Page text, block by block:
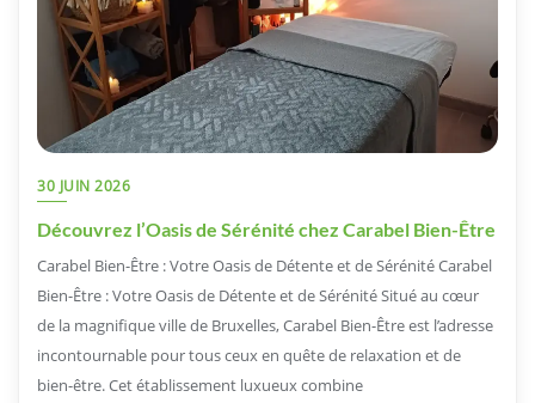
30 JUIN 2026
Découvrez l’Oasis de Sérénité chez Carabel Bien-Être
Carabel Bien-Être : Votre Oasis de Détente et de Sérénité Carabel
Bien-Être : Votre Oasis de Détente et de Sérénité Situé au cœur
de la magnifique ville de Bruxelles, Carabel Bien-Être est l’adresse
incontournable pour tous ceux en quête de relaxation et de
bien-être. Cet établissement luxueux combine